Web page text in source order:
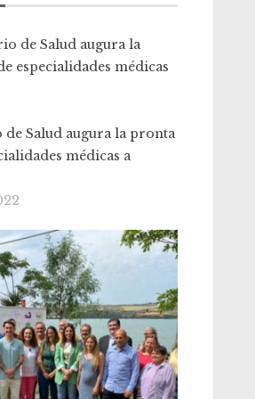
Salud augura la pronta
médicas a